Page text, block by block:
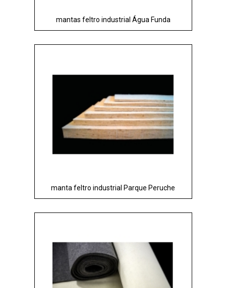
mantas feltro industrial Água Funda
manta feltro industrial Parque Peruche